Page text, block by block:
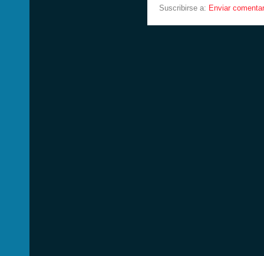
Suscribirse a: Enviar